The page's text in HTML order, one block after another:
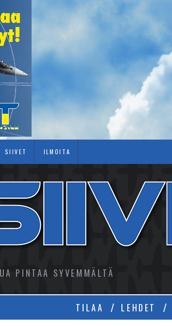
SIIVET ILMOITA
PINTAA SYVEMMÄLTÄ
TILAA LEHDET